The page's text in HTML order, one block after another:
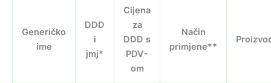
Generičko
ime
DDD
i
jmj*
Cijena
za
DDD s
PDV-
om
Način
primjene**